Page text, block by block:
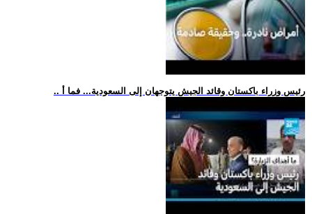
.. رئيس وزراء باكستان وقائد الجيش يتوجهان إلى السعودية... فما أ